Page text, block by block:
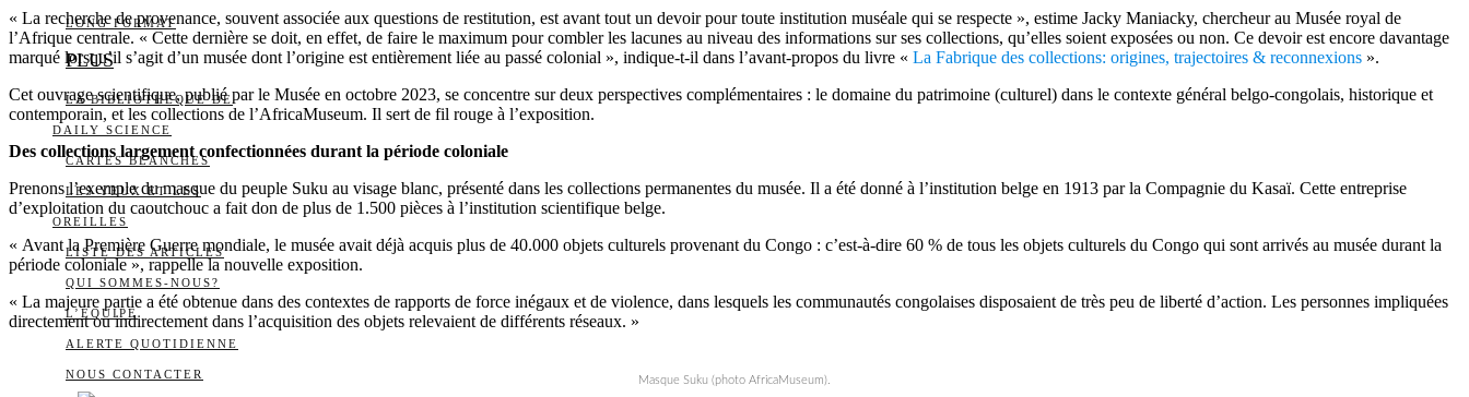
LONG FORMAT
PLUS
LA BIBLIOTHÈQUE DE
DAILY SCIENCE
CARTES BLANCHES
LES YEUX ET LES
OREILLES
LISTE DES ARTICLES
QUI SOMMES-NOUS?
L’ÉQUIPE
ALERTE QUOTIDIENNE
NOUS CONTACTER
« La recherche de provenance, souvent associée aux questions de restitution, est avant tout un devoir pour toute institution muséale qui se respecte », estime Jacky Maniacky, chercheur au Musée royal de
l’Afrique centrale. « Cette dernière se doit, en effet, de faire le maximum pour combler les lacunes au niveau des informations sur ses collections, qu’elles soient exposées ou non. Ce devoir est encore davantage
marqué lorsqu’il s’agit d’un musée dont l’origine est entièrement liée au passé colonial », indique-t-il dans l’avant-propos du livre « La Fabrique des collections: origines, trajectoires & reconnexions ».
Cet ouvrage scientifique, publié par le Musée en octobre 2023, se concentre sur deux perspectives complémentaires : le domaine du patrimoine (culturel) dans le contexte général belgo-congolais, historique et
contemporain, et les collections de l’AfricaMuseum. Il sert de fil rouge à l’exposition.
Des collections largement confectionnées durant la période coloniale
Prenons l’exemple du masque du peuple Suku au visage blanc, présenté dans les collections permanentes du musée. Il a été donné à l’institution belge en 1913 par la Compagnie du Kasaï. Cette entreprise
d’exploitation du caoutchouc a fait don de plus de 1.500 pièces à l’institution scientifique belge.
« Avant la Première Guerre mondiale, le musée avait déjà acquis plus de 40.000 objets culturels provenant du Congo : c’est-à-dire 60 % de tous les objets culturels du Congo qui sont arrivés au musée durant la
période coloniale », rappelle la nouvelle exposition.
« La majeure partie a été obtenue dans des contextes de rapports de force inégaux et de violence, dans lesquels les communautés congolaises disposaient de très peu de liberté d’action. Les personnes impliquées
directement ou indirectement dans l’acquisition des objets relevaient de différents réseaux. »
Masque Suku (photo AfricaMuseum).